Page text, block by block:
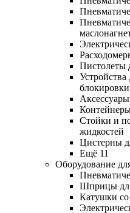
Пистолеты
Устройства
блокировки
Стойки и
жидкостей
Цистерны
Ещё 11
Оборудование
Шприцы
Катушки со